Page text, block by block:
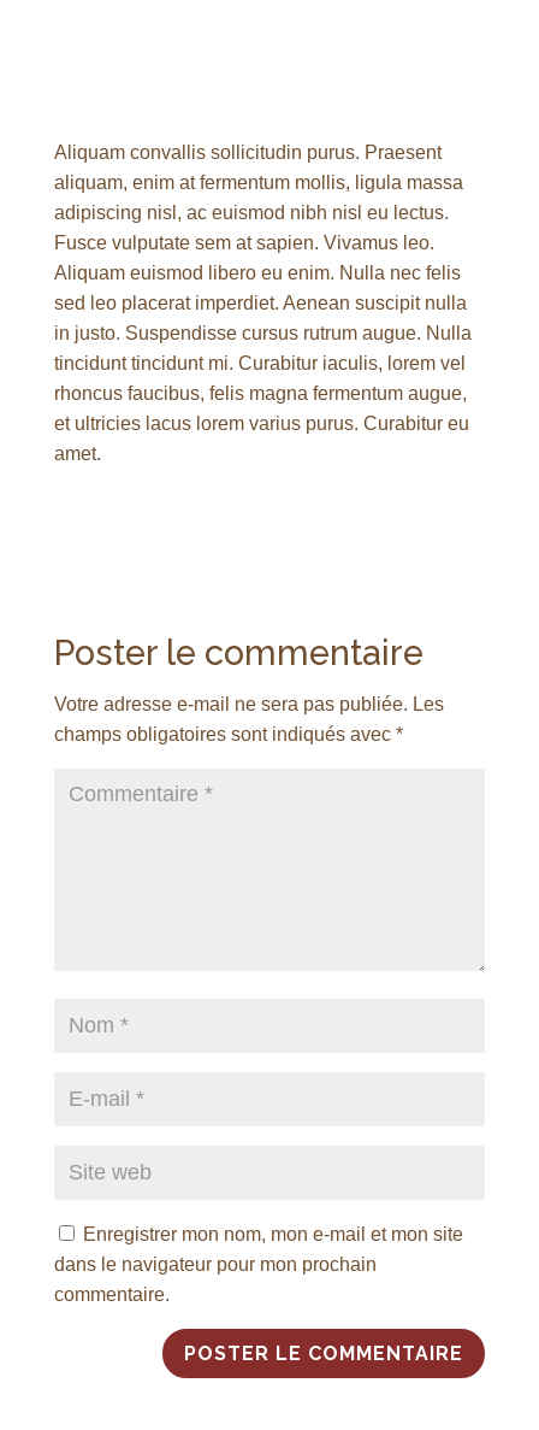
Aliquam convallis sollicitudin purus. Praesent
aliquam, enim at fermentum mollis, ligula massa
adipiscing nisl, ac euismod nibh nisl eu lectus.
Fusce vulputate sem at sapien. Vivamus leo.
Aliquam euismod libero eu enim. Nulla nec felis
sed leo placerat imperdiet. Aenean suscipit nulla
in justo. Suspendisse cursus rutrum augue. Nulla
tincidunt tincidunt mi. Curabitur iaculis, lorem vel
rhoncus faucibus, felis magna fermentum augue,
et ultricies lacus lorem varius purus. Curabitur eu
amet.
Poster le commentaire
Votre adresse e-mail ne sera pas publiée. Les
champs obligatoires sont indiqués avec *
Enregistrer mon nom, mon e-mail et mon site
dans le navigateur pour mon prochain
commentaire.